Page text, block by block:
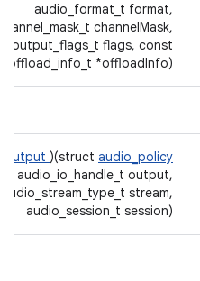
audio_format_t format,
channelMask,
flags, const
*offloadInfo)
)(struct audio_policy
audio_io_handle_t output,
audio_stream_type_t stream,
audio_session_t session)